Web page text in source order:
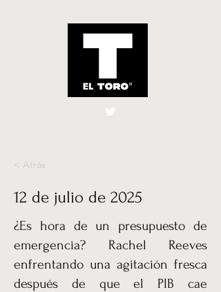
El Toro España
< Atrás
12 de julio de 2025
¿Es hora de un presupuesto de
emergencia? Rachel Reeves
enfrentando una agitación fresca
después de que el PIB cae